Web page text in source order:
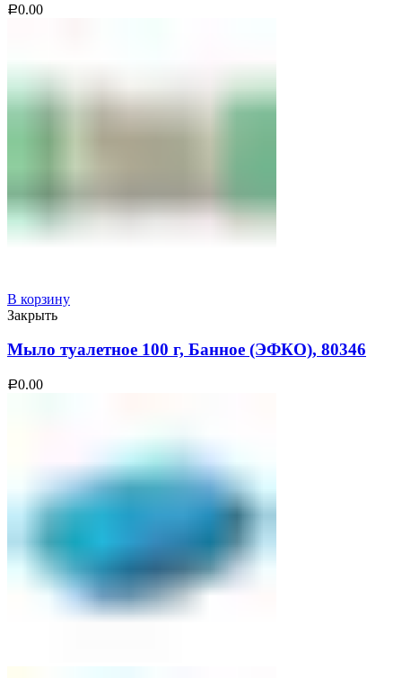
Р0.00
В корзину
Закрыть
Мыло туалетное 100 г, Банное (ЭФКО), 80346
Р0.00